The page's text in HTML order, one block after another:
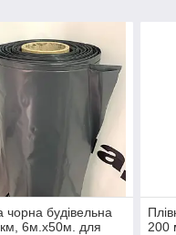
чорна будівельна
6м.х50м. для
200